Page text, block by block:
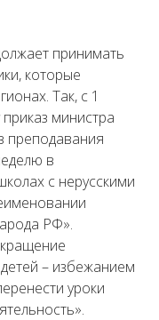
принимать
которые
Так, с 1
министра
преподавания
в
с нерусскими
РФ».
– избежанием
уроки